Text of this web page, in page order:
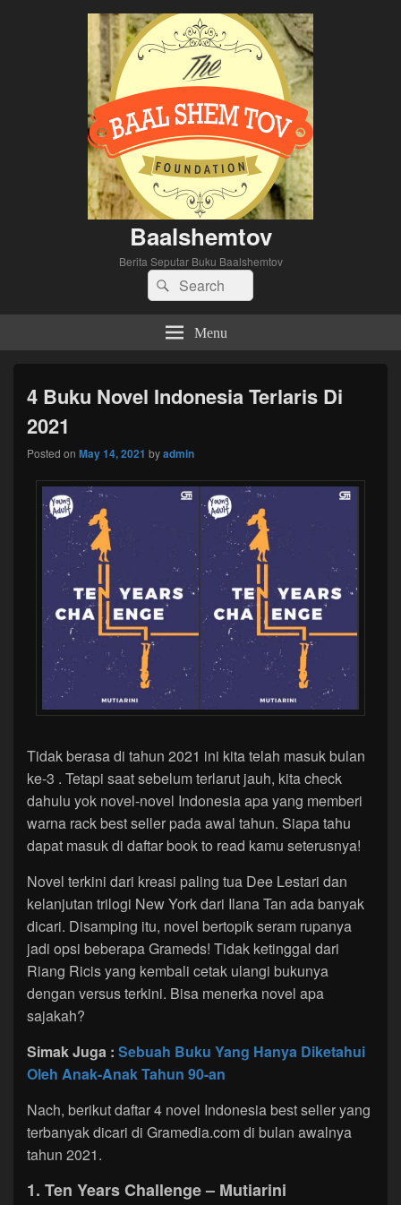
Baalshemtov
Berita Seputar Buku Baalshemtov
Search
for:
Search
Menu
4 Buku Novel Indonesia Terlaris Di
2021
Posted on May 14, 2021 byadmin
Tidak berasa di tahun 2021 ini kita telah masuk bulan
ke-3 . Tetapi saat sebelum terlarut jauh, kita check
dahulu yok novel-novel Indonesia apa yang memberi
warna rack best seller pada awal tahun. Siapa tahu
dapat masuk di daftar book to read kamu seterusnya!
Novel terkini dari kreasi paling tua Dee Lestari dan
kelanjutan trilogi New York dari Ilana Tan ada banyak
dicari. Disamping itu, novel bertopik seram rupanya
jadi opsi beberapa Grameds! Tidak ketinggal dari
Riang Ricis yang kembali cetak ulangi bukunya
dengan versus terkini. Bisa menerka novel apa
sajakah?
Simak Juga : Sebuah Buku Yang Hanya Diketahui
Oleh Anak-Anak Tahun 90-an
Nach, berikut daftar 4 novel Indonesia best seller yang
terbanyak dicari di Gramedia.com di bulan awalnya
tahun 2021.
1. Ten Years Challenge – Mutiarini